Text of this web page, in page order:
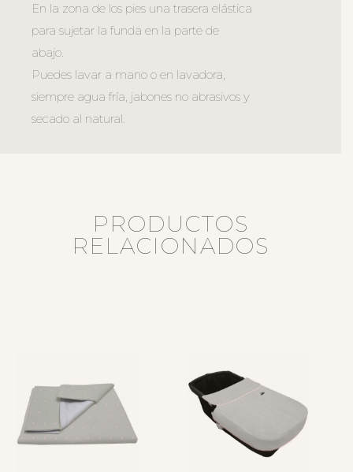
En la zona de los pies una trasera elástica
para sujetar la funda en la parte de
abajo.
Puedes lavar a mano o en lavadora,
siempre agua fría, jabones no abrasivos y
secado al natural.
PRODUCTOS
RELACIONADOS